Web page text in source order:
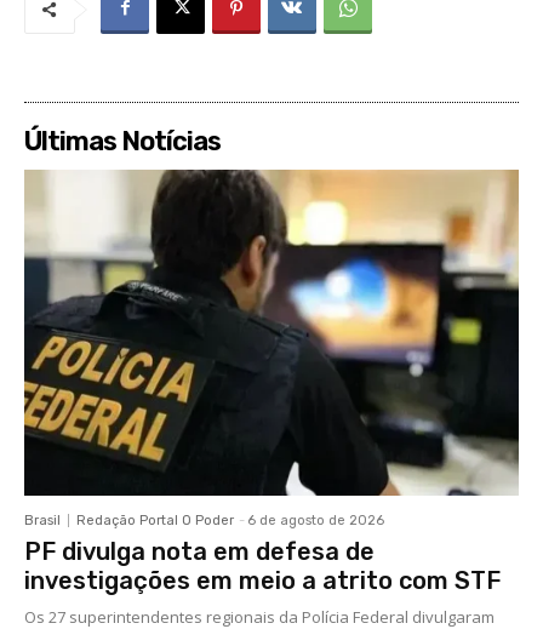
Últimas Notícias
Brasil Redação Portal O Poder - 6 de agosto de 2026
PF divulga nota em defesa de
investigações em meio a atrito com STF
Os 27 superintendentes regionais da Polícia Federal divulgaram